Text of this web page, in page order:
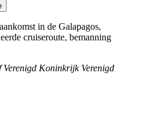
in de Galapagos,
cruiseroute, bemanning
Verenigd